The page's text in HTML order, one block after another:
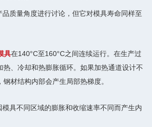
质量角度进行讨论，但它对模具寿命同样至
具在140°C至160°C之间连续运行。在生产过
热、冷却和热膨胀循环。如果加热通道设计不
材结构内部会产生局部热梯度。
具不同区域的膨胀和收缩速率不同而产生内